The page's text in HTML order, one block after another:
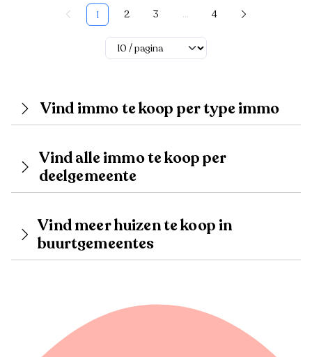
1
2 3 ... 4
Vind immo te koop per type immo
Vind alle immo te koop per
deelgemeente
Vind meer huizen te koop in
buurtgemeentes